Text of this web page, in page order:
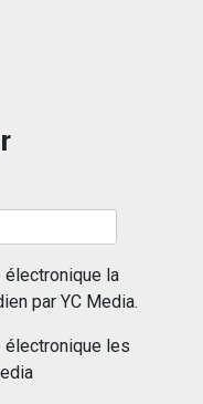
électronique la
par YC Media.
électronique les